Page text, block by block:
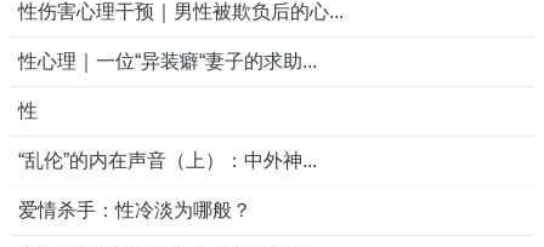
性伤害心理干预｜男性被欺负后的心...
性心理｜一位“异装癖“妻子的求助...
性
“乱伦”的内在声音（上）：中外神...
爱情杀手：性冷淡为哪般？